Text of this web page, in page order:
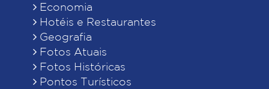
Economia
Hotéis e Restaurantes
Geografia
Fotos Atuais
Fotos Históricas
Pontos Turísticos